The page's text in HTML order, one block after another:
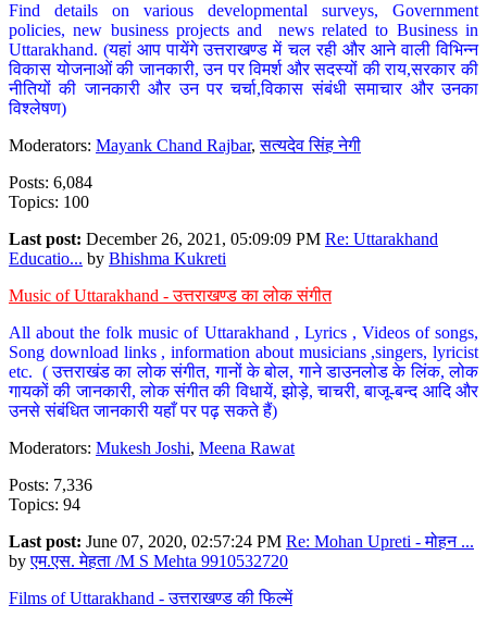
Find details on various developmental surveys, Government
policies, new business projects and news related to Business in
Uttarakhand. (यहां आप पायेंगे उत्तराखण्ड में चल रही और आने वाली विभिन्न
विकास योजनाओं की जानकारी, उन पर विमर्श और सदस्यों की राय,सरकार की
नीतियों की जानकारी और उन पर चर्चा,विकास संबंधी समाचार और उनका
विश्लेषण)
Moderators: Mayank Chand Rajbar,सत्यदेव सिंह नेगी
Posts: 6,084
Topics: 100
Last post: December 26, 2021, 05:09:09 PM Re: Uttarakhand
Educatio... by Bhishma Kukreti
Music of Uttarakhand - उत्तराखण्ड का लोक संगीत
All about the folk music of Uttarakhand , Lyrics , Videos of songs,
Song download links , information about musicians ,singers, lyricist
etc. ( उत्तराखंड का लोक संगीत, गानों के बोल, गाने डाउनलोड के लिंक, लोक
गायकों की जानकारी, लोक संगीत की विधायें, झोड़े, चाचरी, बाजू-बन्द आदि और
उनसे संबंधित जानकारी यहाँ पर पढ़ सकते हैं)
Moderators: Mukesh Joshi, Meena Rawat
Posts: 7,336
Topics: 94
Last post: June 07, 2020, 02:57:24 PM Re: Mohan Upreti - मोहन ...
byएम.एस. मेहता /M S Mehta 9910532720
Films of Uttarakhand - उत्तराखण्ड की फिल्में